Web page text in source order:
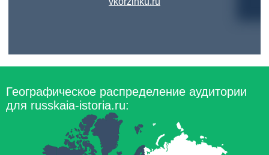
Географическое распределение аудитории
для russkaia-istoria.ru: